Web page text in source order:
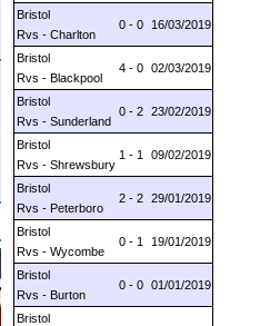
Bristol
Rvs - Charlton
0 - 0 16/03/2019
Bristol
Rvs - Blackpool
4 - 0 02/03/2019
Bristol
Rvs - Sunderland
0 - 2 23/02/2019
Bristol
Rvs - Shrewsbury
1 - 1 09/02/2019
Bristol
Rvs - Peterboro
2 - 2 29/01/2019
Bristol
Rvs - Wycombe
0 - 1 19/01/2019
Bristol
Rvs - Burton
0 - 0 01/01/2019
Bristol